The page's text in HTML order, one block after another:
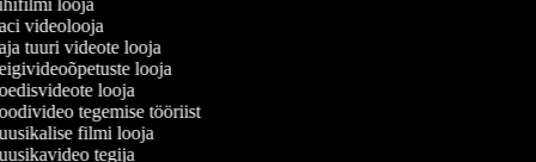
looja
videolooja
tuuri videote looja
looja
looja
tegemise tööriist
filmi looja
tegija